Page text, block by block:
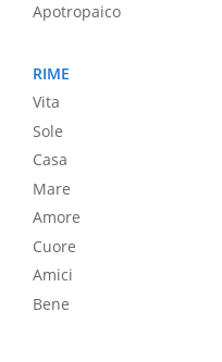
Apotropaico
RIME
Vita
Sole
Casa
Mare
Amore
Cuore
Amici
Bene